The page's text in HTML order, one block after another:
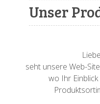
Unser
seht unsere Web-
wo Ihr
Sonnenuhren
Spardosen
Vögel
Vogeltränken
Verschiedene
Wandschalen
Sockel + Säulen
Tierfiguren
Meeresbewohner
Schildkröten
Schweine +
Verschiedene
Zwiebel- +